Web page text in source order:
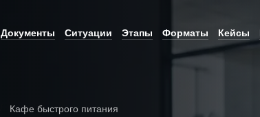
Документы Ситуации Этапы Форматы Кейсы
Кафе быстрого питания